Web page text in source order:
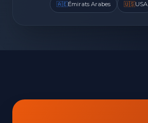
🇦🇪Émirats Arabes 🇺🇸USA